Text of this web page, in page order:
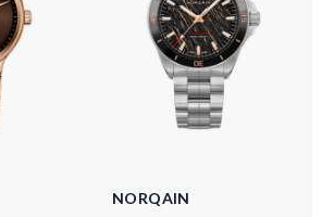
NORQAIN